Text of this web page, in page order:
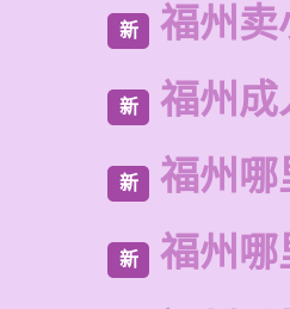
新 福州卖
新 福州成
新 福州哪
新 福州哪